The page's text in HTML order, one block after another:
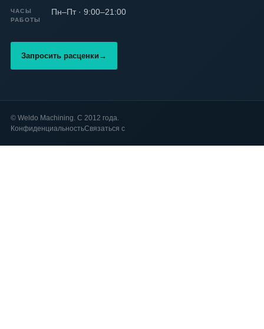
ЧАСЫ
РАБОТЫ
Пн–Пт · 9:00–21:00
Запросить расценки →
© Weldo Machining. С 2012 года.
КонфиденциальностьСвязаться с